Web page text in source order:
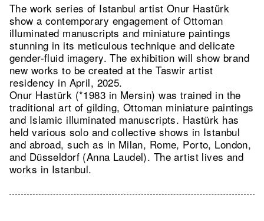
The work series of Istanbul artist Onur Hastürk
show a contemporary engagement of Ottoman
illuminated manuscripts and miniature paintings
stunning in its meticulous technique and delicate
gender-fluid imagery. The exhibition will show brand
new works to be created at the Taswir artist
residency in April, 2025.
Onur Hastürk (*1983 in Mersin) was trained in the
traditional art of gilding, Ottoman miniature paintings
and Islamic illuminated manuscripts. Hastürk has
held various solo and collective shows in Istanbul
and abroad, such as in Milan, Rome, Porto, London,
and Düsseldorf (Anna Laudel). The artist lives and
works in Istanbul.